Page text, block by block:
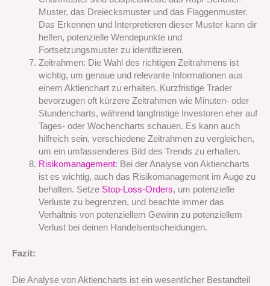
Muster, das Dreiecksmuster und das Flaggenmuster.
Das Erkennen und Interpretieren dieser Muster kann dir
helfen, potenzielle Wendepunkte und
Fortsetzungsmuster zu identifizieren.
Zeitrahmen: Die Wahl des richtigen Zeitrahmens ist
wichtig, um genaue und relevante Informationen aus
einem Aktienchart zu erhalten. Kurzfristige Trader
bevorzugen oft kürzere Zeitrahmen wie Minuten- oder
Stundencharts, während langfristige Investoren eher auf
Tages- oder Wochencharts schauen. Es kann auch
hilfreich sein, verschiedene Zeitrahmen zu vergleichen,
um ein umfassenderes Bild des Trends zu erhalten.
Risikomanagement: Bei der Analyse von Aktiencharts
ist es wichtig, auch das Risikomanagement im Auge zu
behalten. Setze Stop-Loss-Orders, um potenzielle
Verluste zu begrenzen, und beachte immer das
Verhältnis von potenziellem Gewinn zu potenziellem
Verlust bei deinen Handelsentscheidungen.
Fazit:
Die Analyse von Aktiencharts ist ein wesentlicher Bestandteil